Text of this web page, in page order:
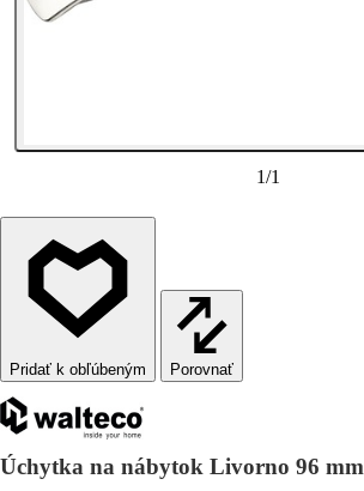
1/1
Porovnať
Úchytka na nábytok Livorno 96 mm